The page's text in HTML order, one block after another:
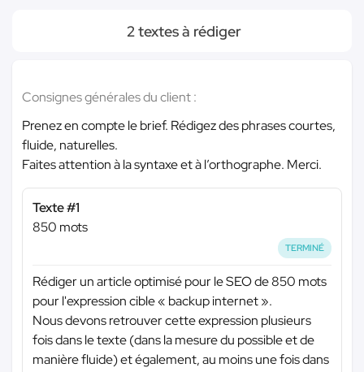
2 textes à rédiger
Consignes générales du client :
Prenez en compte le brief. Rédigez des phrases courtes,
fluide, naturelles.
Faites attention à la syntaxe et à l’orthographe. Merci.
Texte #1
850 mots
TERMINÉ
Rédiger un article optimisé pour le SEO de 850 mots
pour l'expression cible « backup internet ».
Nous devons retrouver cette expression plusieurs
fois dans le texte (dans la mesure du possible et de
manière fluide) et également, au moins une fois dans